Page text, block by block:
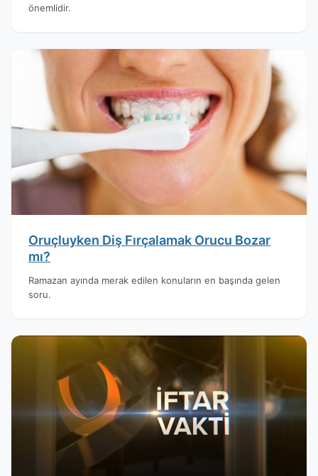
önemlidir.
Oruçluyken Diş Fırçalamak Orucu Bozar
mı?
Ramazan ayında merak edilen konuların en başında gelen
soru.